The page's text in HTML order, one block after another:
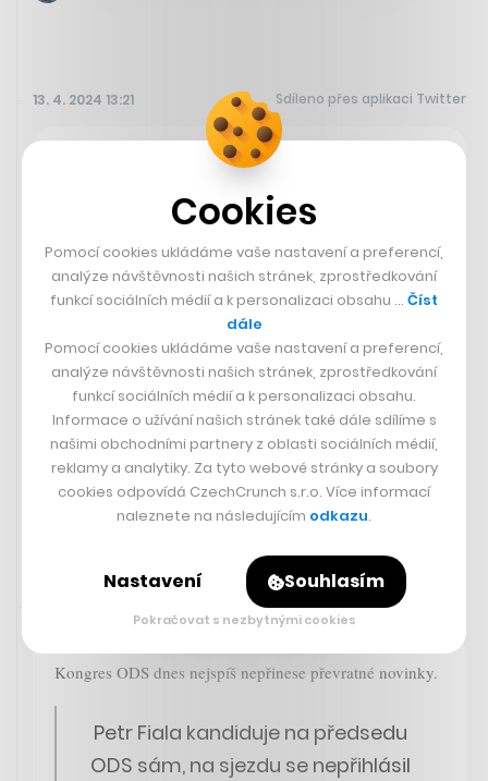
13. 4. 2024 13:21 Sdíleno přes aplikaci Twitter
ODS má staronového šéfa.
Skvělý projev, silný mandát.
Gratuluji panu předsedovi
@P_Fialake znovuzvolení do čela
@ODScz
pic.twitter.com/rCK644GElX
— Mikuláš Halás (@MikulasHalas)
April 13, 2024
Sdíleno přes aplikaci Twitter
Kongres ODS dnes nejspíš nepřinese převratné novinky.
Petr Fiala kandiduje na předsedu
ODS sám, na sjezdu se nepřihlásil
Cookies
Pomocí cookies ukládáme vaše nastavení a preferencí,
analýze návštěvnosti našich stránek, zprostředkování
funkcí sociálních médií a k personalizaci obsahu … Číst
dále
Pomocí cookies ukládáme vaše nastavení a preferencí,
analýze návštěvnosti našich stránek, zprostředkování
funkcí sociálních médií a k personalizaci obsahu.
Informace o užívání našich stránek také dále sdílíme s
našimi obchodními partnery z oblasti sociálních médií,
reklamy a analytiky. Za tyto webové stránky a soubory
cookies odpovídá CzechCrunch s.r.o. Více informací
naleznete na následujícím odkazu.
Nastavení Souhlasím
Pokračovat s nezbytnými cookies